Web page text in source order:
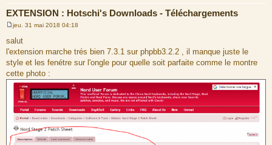
EXTENSION : Hotschi's Downloads - Téléchargements
M
e
s
s
g
e
jeu. 31 mai 2018 04:18
salut
l'extension marche trés bien 7.3.1 sur phpbb3.2.2 , il manque juste le
style et les fenétre sur l'ongle pour quelle soit parfaite comme le montre
cette photo :